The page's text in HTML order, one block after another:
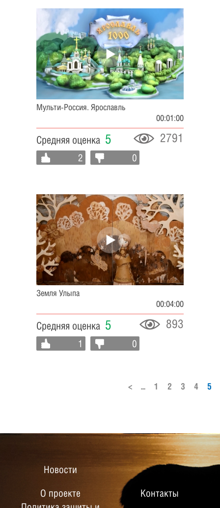
Мульти-Россия. Ярославль
00:01:00
Средняя оценка 5 2791
2 0
Земля Улыпа
00:04:00
Средняя оценка 5 893
1 0
< ... 1 2 3 4 5
Новости
О проекте
Контакты